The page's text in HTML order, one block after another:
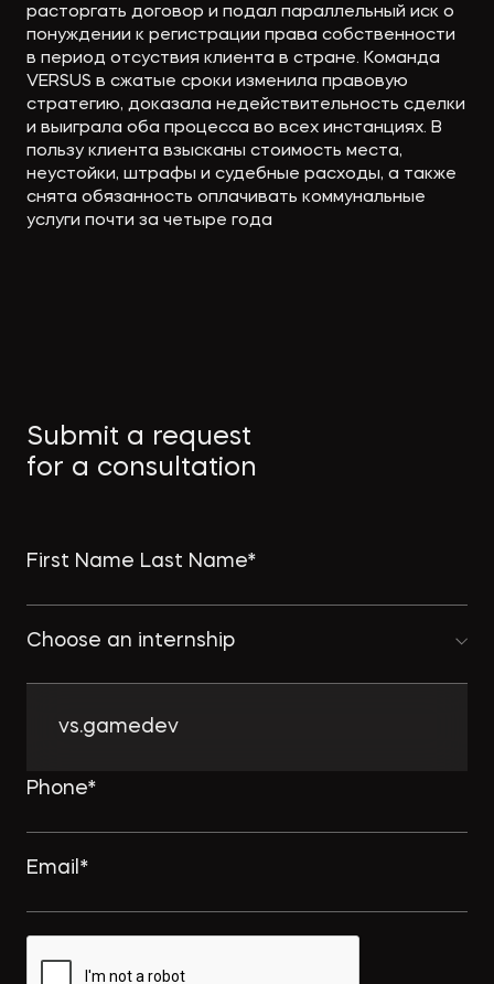
расторгать договор и подал параллельный иск о
понуждении к регистрации права собственности
в период отсуствия клиента в стране. Команда
VERSUS в сжатые сроки изменила правовую
стратегию, доказала недействительность сделки
и выиграла оба процесса во всех инстанциях. В
пользу клиента взысканы стоимость места,
неустойки, штрафы и судебные расходы, а также
снята обязанность оплачивать коммунальные
услуги почти за четыре года
Submit a request
for a consultation
Choose an internship
vs.gamedev